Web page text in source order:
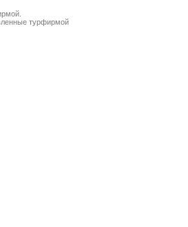
турфирмой